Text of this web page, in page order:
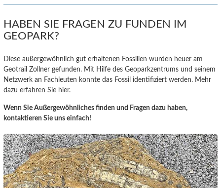
HABEN SIE FRAGEN ZU FUNDEN IM
GEOPARK?
Diese außergewöhnlich gut erhaltenen Fossilien wurden heuer am
Geotrail Zollner gefunden. Mit Hilfe des Geoparkzentrums und seinem
Netzwerk an Fachleuten konnte das Fossil identifiziert werden. Mehr
dazu erfahren Sie hier.
Wenn Sie Außergewöhnliches finden und Fragen dazu haben,
kontaktieren Sie uns einfach!